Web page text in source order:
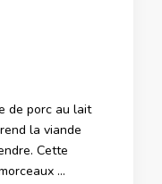
de porc au lait
la viande
Cette
…